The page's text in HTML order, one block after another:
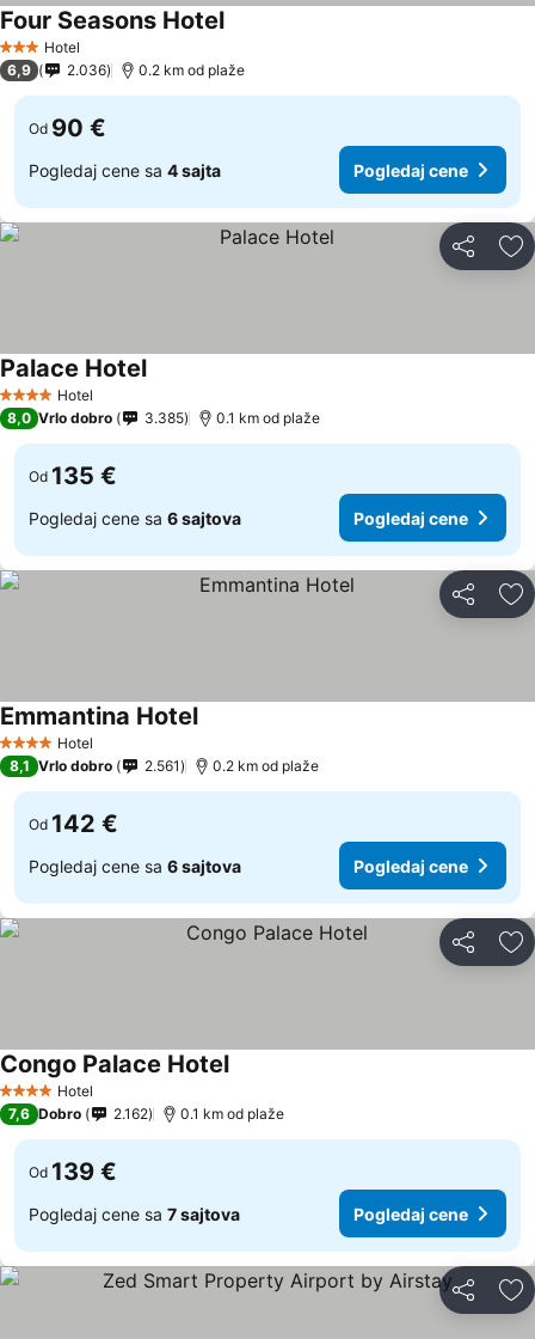
3 Zvezdice
Hotel
Four Seasons HotelPogledaj cene
6,9 2.036 0.2 km od plaže
Od 90 €
Pogledaj cene sa 4 sajta Pogledaj cene
Deli
4 ZvezdiceHotel
Palace HotelPogledaj cene
8,0 Vrlo dobro 3.385 0.1 km od plaže
Od 135 €
Pogledaj cene sa 6 sajtova Pogledaj cene
Deli
4 ZvezdiceHotel
Emmantina HotelPogledaj cene
8,1 Vrlo dobro 2.561 0.2 km od plaže
Od 142 €
Pogledaj cene sa 6 sajtova Pogledaj cene
Deli
4 ZvezdiceHotel
Congo Palace HotelPogledaj cene
7,6 Dobro 2.162 0.1 km od plaže
Od 139 €
Pogledaj cene sa 7 sajtova Pogledaj cene
Deli